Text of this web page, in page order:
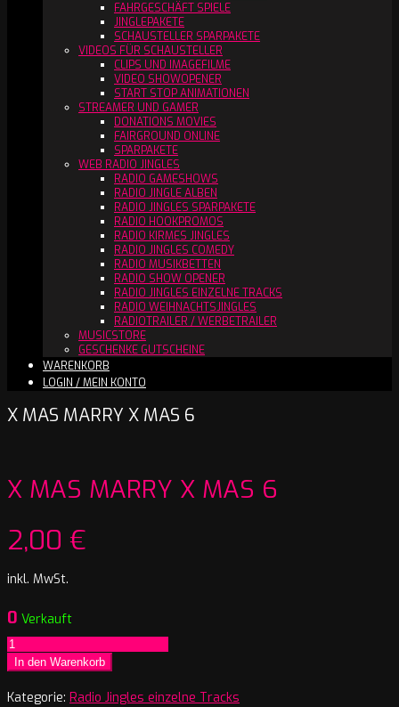
FAHRGESCHÄFT SPIELE
JINGLEPAKETE
SCHAUSTELLER SPARPAKETE
VIDEOS FÜR SCHAUSTELLER
CLIPS UND IMAGEFILME
VIDEO SHOWOPENER
START STOP ANIMATIONEN
STREAMER UND GAMER
DONATIONS MOVIES
FAIRGROUND ONLINE
SPARPAKETE
WEB RADIO JINGLES
RADIO GAMESHOWS
RADIO JINGLE ALBEN
RADIO JINGLES SPARPAKETE
RADIO HOOKPROMOS
RADIO KIRMES JINGLES
RADIO JINGLES COMEDY
RADIO MUSIKBETTEN
RADIO SHOW OPENER
RADIO JINGLES EINZELNE TRACKS
RADIO WEIHNACHTSJINGLES
RADIOTRAILER / WERBETRAILER
MUSICSTORE
GESCHENKE GUTSCHEINE
WARENKORB
LOGIN / MEIN KONTO
X MAS MARRY X MAS 6
X MAS MARRY X MAS 6
2,00 €
inkl. MwSt.
0 Verkauft
X
Mas
Marry
X
In den Warenkorb
Kategorie: Radio Jingles einzelne Tracks